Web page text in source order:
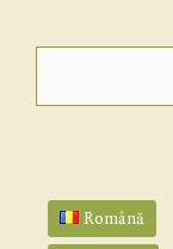
Română